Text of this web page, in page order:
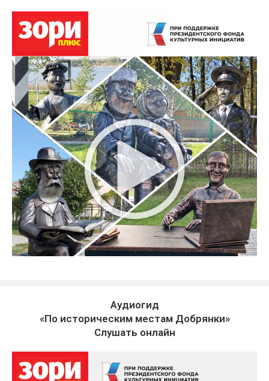
Аудиогид
«По историческим местам Добрянки»
Слушать онлайн